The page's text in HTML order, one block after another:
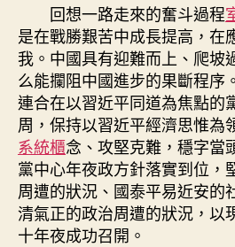
回想一路走來的奮斗過程
是在戰勝艱苦中成長提高，在
我。中國具有迎難而上、爬坡
么能攔阻中國進步的果斷程序
連合在以習近平同道為焦點的
周，保持以習近平經濟思惟為
系統櫃念、攻堅克難，穩字當
黨中心年夜政方針落實到位，
周遭的狀況、國泰平易近安的
清氣正的政治周遭的狀況，以
十年夜成功召開。